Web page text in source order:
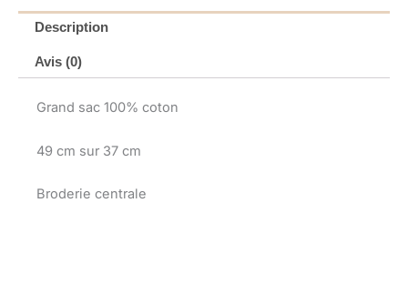
Description
Avis (0)
Grand sac 100% coton
49 cm sur 37 cm
Broderie centrale